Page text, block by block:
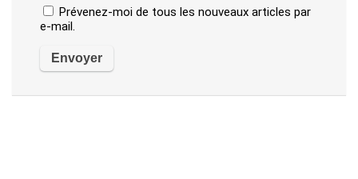
Prévenez-moi de tous les nouveaux articles par
e-mail.